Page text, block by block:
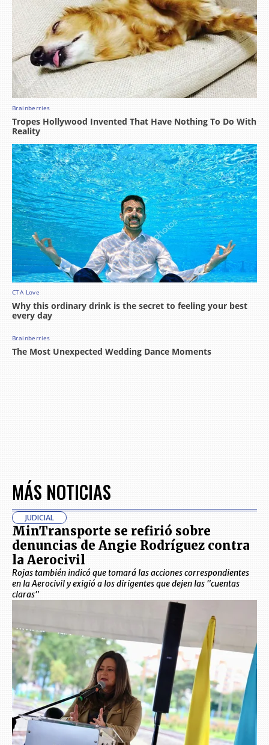
MÁS NOTICIAS
JUDICIAL
MinTransporte se refirió sobre
denuncias de Angie Rodríguez contra
la Aerocivil
Rojas también indicó que tomará las acciones correspondientes
en la Aerocivil y exigió a los dirigentes que dejen las "cuentas
claras"